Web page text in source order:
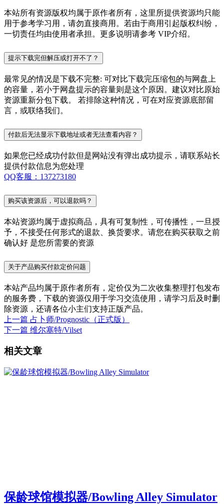
本站所有资源版权均属于原作者所有，这里所提供资源均只能
用于参考学习用，请勿直接商用。若由于商用引起版权纠纷，
一切责任均由使用者承担。更多说明请参考 VIP介绍。
提示下载完但解压或打开不了？
最常见的情况是下载不完整: 可对比下载完压缩包的与网盘上
的容量，若小于网盘提示的容量则是这个原因。建议对比原始
资源重新分包下载。 若排除这种情况，可在对应资源底部留
言，或联络我们。
付款后无法显示下载地址或者无法查看内容？
如果您已经成功付款但是网站没有弹出成功提示，请联系站长
提供付款信息为您处理
QQ客服：137273180
购买该资源后，可以退款吗？
本站资源均属于虚拟商品，具有可复制性，可传播性，一旦授
予，不接受任何形式的退款、换货要求。请您在购买获取之前
确认好 是您所需要的资源
关于产品购买付款定价问题
本站产品均属于原作者所有，定价仅为二次收集整理打包发布
的服务费，下载的资源仅用于学习交流使用，请学习后及时删
除资源，还请各位小主们支持正版产品。
上一篇 占卜师/Prognostic（正式版）
下一篇 维尔塞特/Vilset
相关文章
保龄球馆模拟器/Bowling Alley Simulator